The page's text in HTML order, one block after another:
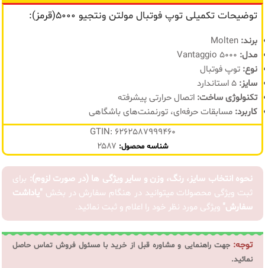
توضیحات تکمیلی توپ فوتبال مولتن ونتجیو ۵۰۰۰(قرمز):
برند:
مدل:
نوع: توپ فوتبال
سایز:
تکنولوژی ساخت: اتصال حرارتی پیشرفته
کاربرد: مسابقات حرفه‌ای، تورنمنت‌های باشگاهی
GTIN: 6262587999460
شناسه محصول: ۲۵۸۷
نحوه انتخاب سایز، رنگ، وزن و سایر ویژگی ها (در صورت لزوم): برای
ثبت ویژگی محصولات میتوانید در هنگام سفارش در بخش "یاداشت
سفارش" ویژگی مورد نظر خود را اعلام و ثبت نمائید.
توجه:جهت راهنمایی و مشاوره قبل از خرید با مسئول فروش تماس حاصل
نمائید.